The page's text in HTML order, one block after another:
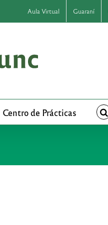
Aula Virtual Guaraní
Centro de Prácticas